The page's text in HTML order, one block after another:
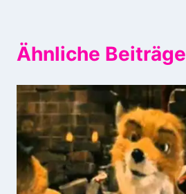
Ähnliche Beiträge